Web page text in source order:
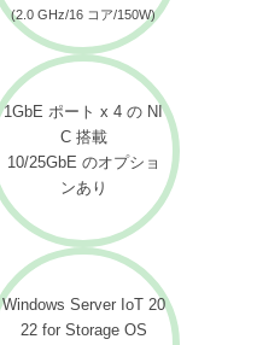
(2.0 GHz/16 コア/150W)
1GbE ポート x 4 の NI
C 搭載
10/25GbE のオプショ
ンあり
Windows Server IoT 20
22 for Storage OS